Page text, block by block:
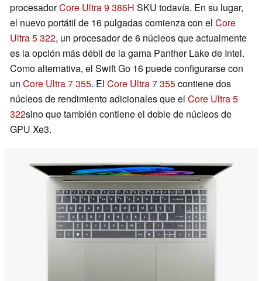
procesadorCore Ultra 9 386H SKU todavía. En su lugar,
el nuevo portátil de 16 pulgadas comienza con el Core
Ultra 5 322, un procesador de 6 núcleos que actualmente
es la opción más débil de la gama Panther Lake de Intel.
Como alternativa, el Swift Go 16 puede configurarse con
un Core Ultra 7 355. El Core Ultra 7 355contiene dos
núcleos de rendimiento adicionales que el Core Ultra 5
322sino que también contiene el doble de núcleos de
GPU Xe3.